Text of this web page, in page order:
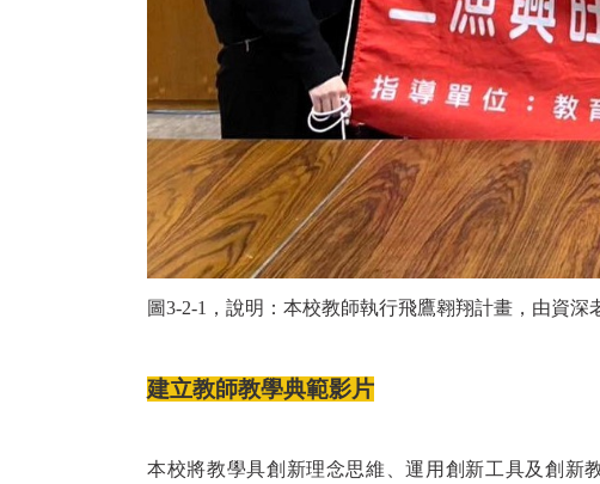
圖3-2-1，說明：本校教師執行飛鷹翱翔計畫，由資深
建立教師教學典範影片
本校將教學具創新理念思維、運用創新工具及創新